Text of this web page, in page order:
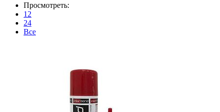
Просмотреть:
12
24
Все